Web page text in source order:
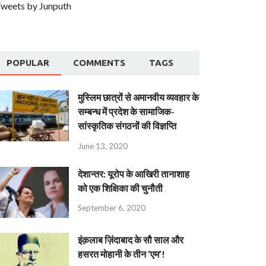
by Junputh
POPULAR COMMENTS TAGS
मुस्लिम छात्रों से अमानवीय व्यवहार के
सम्बन्ध में प्रदेश के सामाजिक-
सांस्कृतिक संगठनों की विज्ञप्ति
June 13, 2020
देशान्‍तर: यूरोप के आखिरी तानाशाह
को एक शिक्षिका की चुनौती
September 6, 2020
इंक़लाब ज़िंदाबाद के सौ साल और
हसरत मोहानी के तीन ‘एम’!